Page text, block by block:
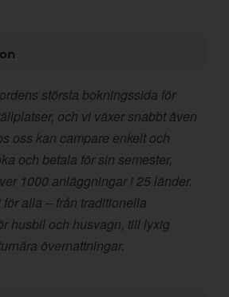
största bokningssida för
och vi växer snabbt även
oss kan campare enkelt och
och betala för sin semester,
1000 anläggningar i 25 länder.
alla – från traditionella
husbil och husvagn, till lyxig
övernattningar.